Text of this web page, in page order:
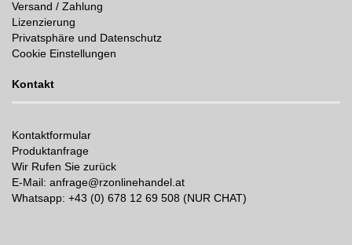
Versand / Zahlung
Lizenzierung
Privatsphäre und Datenschutz
Cookie Einstellungen
Kontakt
Kontaktformular
Produktanfrage
Wir Rufen Sie zurück
E-Mail: anfrage@rzonlinehandel.at
Whatsapp: +43 (0) 678 12 69 508 (NUR CHAT)